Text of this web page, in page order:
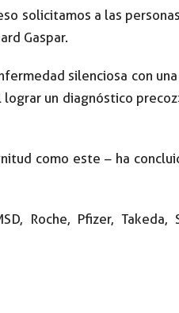
solicitamos a las
Gaspar.
silenciosa con
un diagnóstico
como este – ha
Roche, Pfizer, Takeda,